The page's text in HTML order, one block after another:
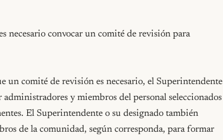
necesario convocar un comité de revisión para
un comité de revisión es necesario, el Superintendente
y miembros del personal seleccionados
El Superintendente o su designado también
de la comunidad, según corresponda, para formar